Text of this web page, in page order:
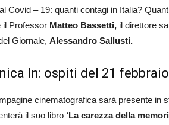
Covid – 19: quanti contagi in Italia?
il Professor Matteo Bassetti, il direttore
Giornale, Alessandro Sallusti.
In: ospiti del 21
cinematografica sarà presente in
il suo libro ‘La carezza della